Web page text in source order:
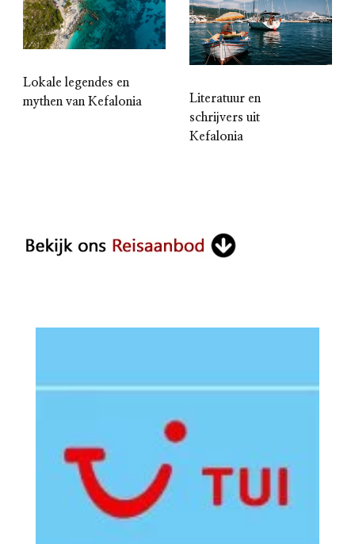
Lokale legendes en
mythen van Kefalonia
Literatuur en
schrijvers uit
Kefalonia